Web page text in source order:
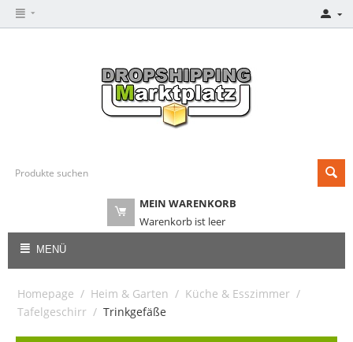
MEIN WARENKORB
Warenkorb ist leer
MENÜ
Homepage / Heim & Garten / Küche & Esszimmer /
Tafelgeschirr / Trinkgefäße